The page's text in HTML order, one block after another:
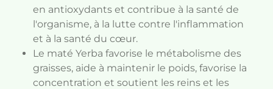
en antioxydants et contribue à la santé de
l'organisme, à la lutte contre l'inflammation
et à la santé du cœur.
Le maté Yerba favorise le métabolisme des
graisses, aide à maintenir le poids, favorise la
concentration et soutient les reins et les